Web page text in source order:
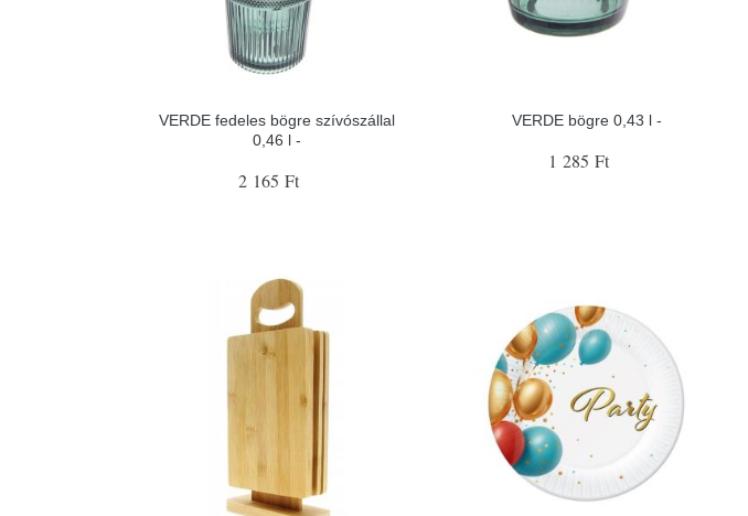
VERDE fedeles bögre szívószállal
0,46 l -
2 165 Ft
VERDE bögre 0,43 l -
1 285 Ft